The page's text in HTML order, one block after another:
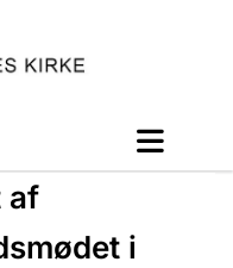
af
i